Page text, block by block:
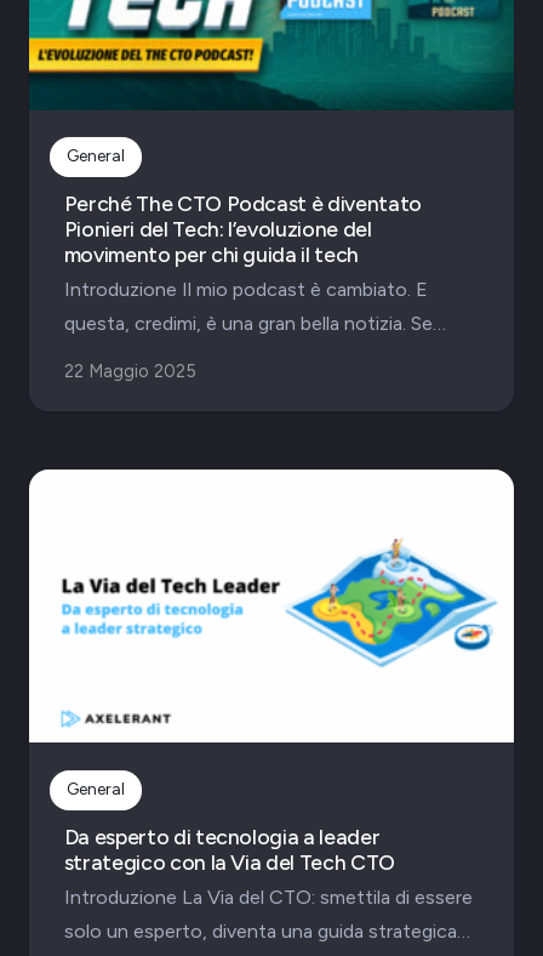
General
Perché The CTO Podcast è diventato
Pionieri del Tech: l’evoluzione del
movimento per chi guida il tech
Introduzione Il mio podcast è cambiato. E
questa, credimi, è una gran bella notizia. Se…
22 Maggio 2025
General
Da esperto di tecnologia a leader
strategico con la Via del Tech CTO
Introduzione La Via del CTO: smettila di essere
solo un esperto, diventa una guida strategica…